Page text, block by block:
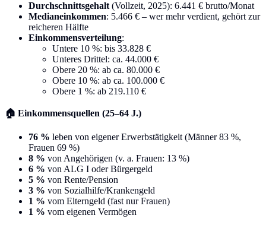
Durchschnittsgehalt (Vollzeit, 2025): 6.441 € brutto/Monat
Medianeinkommen: 5.466 € – wer mehr verdient, gehört zur
reicheren Hälfte
Einkommensverteilung:
Untere 10 %: bis 33.828 €
Unteres Drittel: ca. 44.000 €
Obere 20 %: ab ca. 80.000 €
Obere 10 %: ab ca. 100.000 €
Obere 1 %: ab 219.110 €
🏠 Einkommensquellen (25–64 J.)
76 % leben von eigener Erwerbstätigkeit (Männer 83 %,
Frauen 69 %)
8 % von Angehörigen (v. a. Frauen: 13 %)
6 % von ALG I oder Bürgergeld
5 % von Rente/Pension
3 % von Sozialhilfe/Krankengeld
1 % vom Elterngeld (fast nur Frauen)
1 % vom eigenen Vermögen